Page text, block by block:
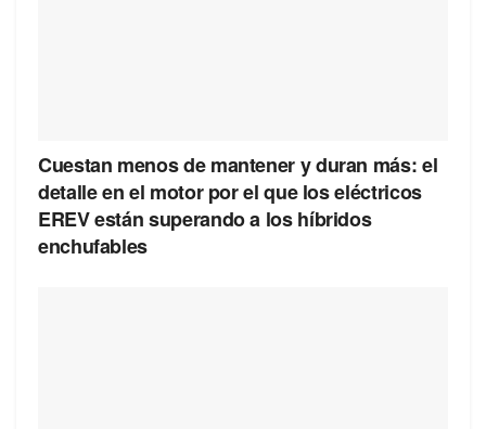
Cuestan menos de mantener y duran más: el
detalle en el motor por el que los eléctricos
EREV están superando a los híbridos
enchufables